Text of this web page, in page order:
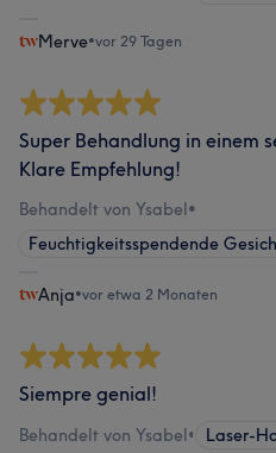
Merve•vor 29 Tagen
Super Behandlung in einem
Klare Empfehlung!
Behandelt von Ysabel•
Feuchtigkeitsspendende
Anja•vor etwa 2 Monaten
Siempre genial!
Behandelt von Ysabel• Laser-